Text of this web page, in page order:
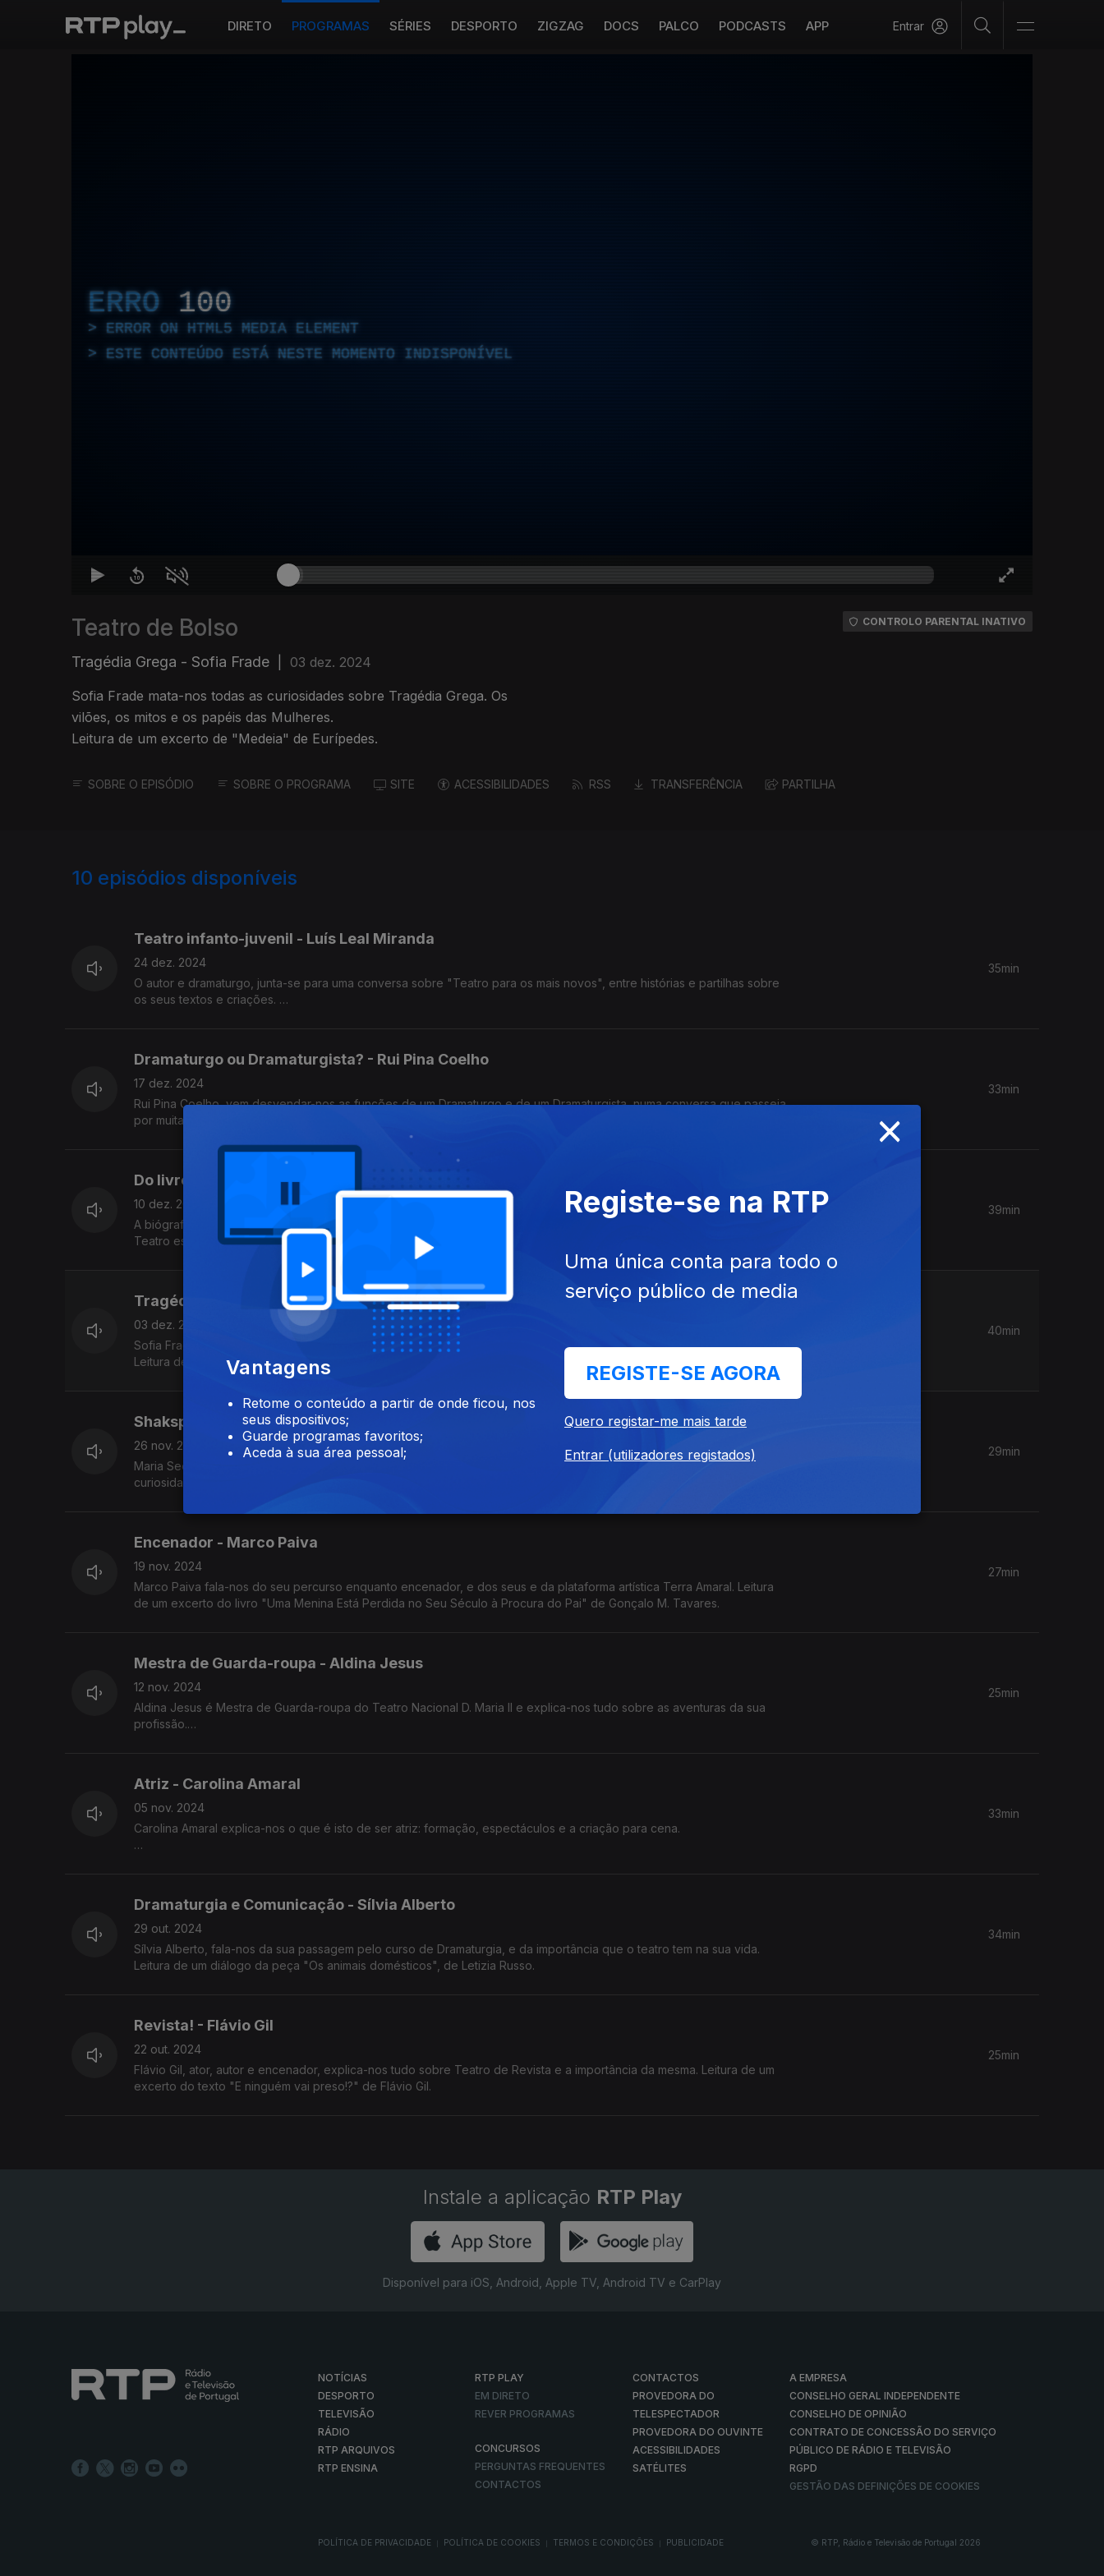
DIRETO PROGRAMAS SÉRIES DESPORTO ZIGZAG DOCS PALCO PODCASTS APP Entrar
ERRO 100
ERROR ON HTML5 MEDIA ELEMENT
ESTE CONTEÚDO ESTÁ NESTE MOMENTO INDISPONÍVEL
Teatro de Bolso
Tragédia Grega - Sofia Frade 03 dez. 2024
Sofia Frade mata-nos todas as curiosidades sobre Tragédia Grega. Os
vilões, os mitos e os papéis das Mulheres.
Leitura de um excerto de "Medeia" de Eurípedes.
CONTROLO PARENTAL INATIVO
SOBRE O EPISÓDIO SOBRE O PROGRAMA SITE ACESSIBILIDADES RSS TRANSFERÊNCIA PARTILHA
10 episódios disponíveis
Teatro infanto-juvenil - Luís Leal Miranda
24 dez. 2024
O autor e dramaturgo, junta-se para uma conversa sobre "Teatro para os mais novos", entre histórias e partilhas sobre
os seus textos e criações.
35min
Dramaturgo ou Dramaturgista? - Rui Pina Coelho
17 dez. 2024
Rui Pina Coelho, vem desvendar-nos as funções de um Dramaturgo e de um Dramaturgista, numa conversa que passeia
por muitas curiosidades teatrais.
Leitura de "Tudo é um nada novo - Textos para espetáculos na Era da economia da atenção"
33min
Do livro para o palco - Filipa Martins
10 dez. 2024
A biógrafa de Natália Correia, fala-nos da peça que levou a cena, a partir do seu livro, mas também das peças de
Teatro escritas por Natália. Leitura de um excerto de uma intervenção de Mia Couto.
39min
Tragédia Grega - Sofia Frade
03 dez. 2024
Sofia Frade mata-nos todas as curiosidades sobre Tragédia Grega. Os vilões, os mitos e os papéis das Mulheres.
Leitura de um excerto de "Medeia" de Eurípedes.
40min
Shakspeare - Maria Sequeira Mendes
26 nov. 2024
Maria Sequeira Mendes diz-nos tudo o que precisamos saber sobre Shakespeare, em 30 minutos: os textos,
curiosidades e aventuras.
29min
Encenador - Marco Paiva
19 nov. 2024
Marco Paiva fala-nos do seu percurso enquanto encenador, e dos seus e da plataforma artística Terra Amaral. Leitura
de um excerto do livro "Uma Menina Está Perdida no Seu Século à Procura do Pai" de Gonçalo M. Tavares.
27min
Mestra de Guarda-roupa - Aldina Jesus
12 nov. 2024
Aldina Jesus é Mestra de Guarda-roupa do Teatro Nacional D. Maria II e explica-nos tudo sobre as aventuras da sua
profissão.
25min
Atriz - Carolina Amaral
05 nov. 2024
Carolina Amaral explica-nos o que é isto de ser atriz: formação, espectáculos e a criação para cena.
33min
Dramaturgia e Comunicação - Sílvia Alberto
29 out. 2024
Sílvia Alberto, fala-nos da sua passagem pelo curso de Dramaturgia, e da importância que o teatro tem na sua vida.
Leitura de um diálogo da peça "Os animais domésticos", de Letizia Russo.
34min
Revista! - Flávio Gil
22 out. 2024
Flávio Gil, ator, autor e encenador, explica-nos tudo sobre Teatro de Revista e a importância da mesma. Leitura de um
excerto do texto "E ninguém vai preso!?" de Flávio Gil.
25min
Instale a aplicação RTP Play
Disponível para iOS, Android, Apple TV, Android TV e CarPlay
NOTÍCIAS
DESPORTO
TELEVISÃO
RÁDIO
RTP ARQUIVOS
RTP ENSINA
RTP PLAY
EM DIRETO
REVER PROGRAMAS
CONCURSOS
PERGUNTAS FREQUENTES
CONTACTOS
CONTACTOS
PROVEDORA DO
TELESPECTADOR
PROVEDORA DO OUVINTE
ACESSIBILIDADES
SATÉLITES
A EMPRESA
CONSELHO GERAL INDEPENDENTE
CONSELHO DE OPINIÃO
CONTRATO DE CONCESSÃO DO SERVIÇO
PÚBLICO DE RÁDIO E TELEVISÃO
RGPD
GESTÃO DAS DEFINIÇÕES DE COOKIES
POLÍTICA DE PRIVACIDADE POLÍTICA DE COOKIES TERMOS E CONDIÇÕES PUBLICIDADE © RTP, Rádio e Televisão de Portugal 2026
×
Vantagens
Retome o conteúdo a partir de onde ficou, nos
seus dispositivos;
Guarde programas favoritos;
Aceda à sua área pessoal;
Registe-se na RTP
Uma única conta para todo o
serviço público de media
REGISTE-SE AGORA
Quero registar-me mais tarde
Entrar (utilizadores registados)